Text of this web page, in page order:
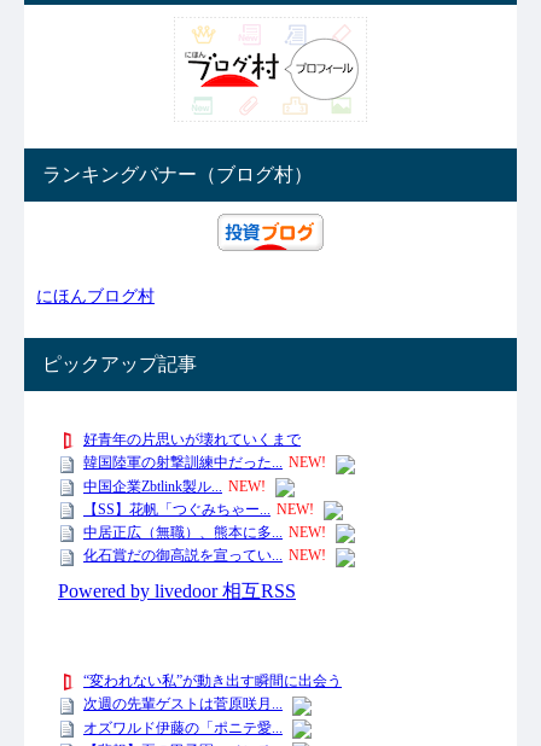
ランキングバナー（ブログ村）
にほんブログ村
ピックアップ記事